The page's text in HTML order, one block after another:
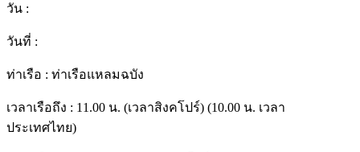
วัน :
วันที่ :
ท่าเรือ : ท่าเรือแหลมฉบัง
เวลาเรือถึง : 11.00 น. (เวลาสิงคโปร์) (10.00 น. เวลา
ประเทศไทย)